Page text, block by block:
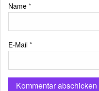
Name *
E-Mail *